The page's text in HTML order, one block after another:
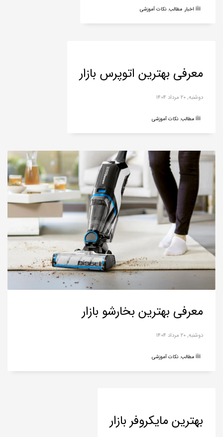
اخبار, مطالب, نکات آموزشی
معرفی بهترین اتوپرس بازار
دوشنبه, ۲۰ مرداد ۱۴۰۴
مطالب, نکات آموزشی
معرفی بهترین بخارشو بازار
دوشنبه, ۲۰ مرداد ۱۴۰۴
مطالب, نکات آموزشی
بهترین مایکروفر بازار